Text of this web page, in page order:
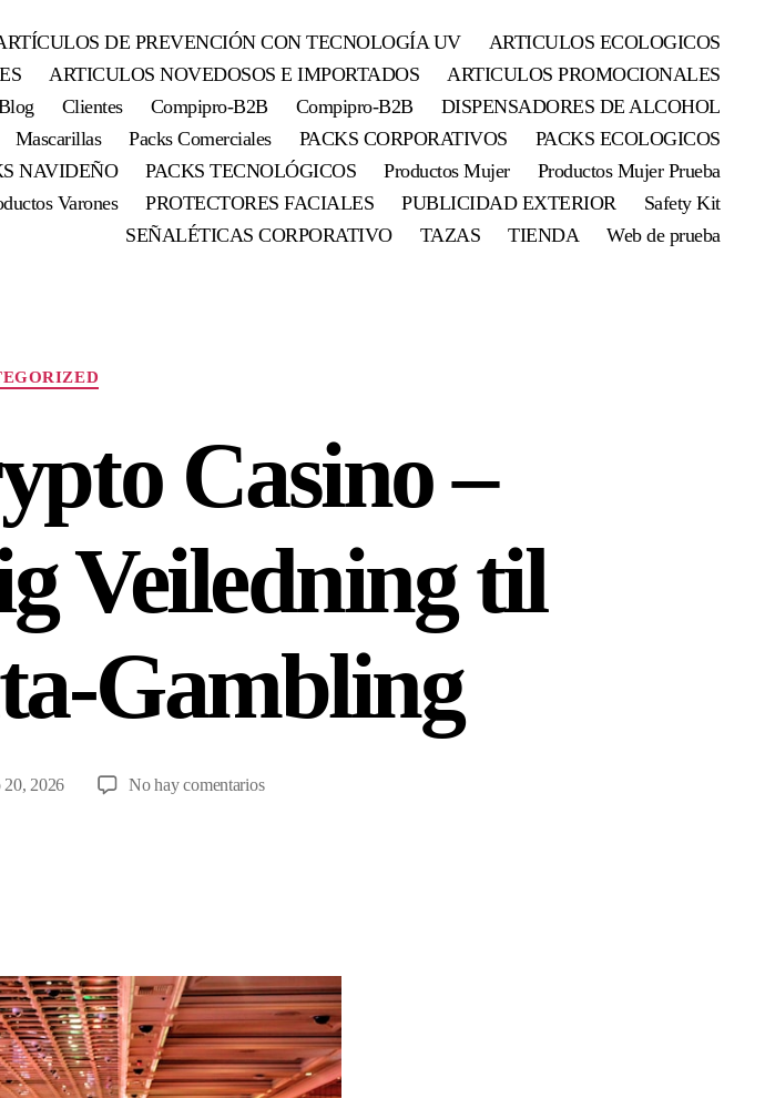
DE PREVENCIÓN CON TECNOLOGÍA UV
ARTICULOS ECOLOGICOS
ARTICULOS NOVEDOSOS E IMPORTADOS
ARTICULOS PROMOCIONALES
Clientes Compipro-B2B Compipro-B2B
DISPENSADORES DE ALCOHOL
Mascarillas Packs Comerciales PACKS CORPORATIVOS
PACKS ECOLOGICOS
NAVIDEÑO PACKS TECNOLÓGICOS Productos Mujer
Productos Mujer Prueba
Varones PROTECTORES FACIALES PUBLICIDAD EXTERIOR
Safety Kit
SEÑALÉTICAS CORPORATIVO
TAZAS TIENDA Web de prueba
Casino –
Veiledning til
Gambling
20, 2026 No hay comentarios